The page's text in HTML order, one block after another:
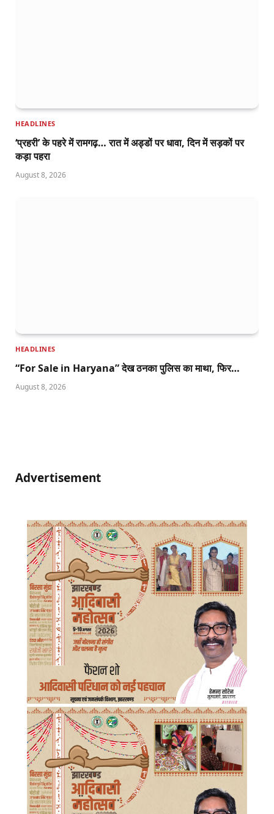
HEADLINES
‘प्रहरी’ के पहरे में रामगढ़… रात में अड्डों पर धावा, दिन में सड़कों पर
कड़ा पहरा
August 8, 2026
HEADLINES
“For Sale in Haryana” देख ठनका पुलिस का माथा, फिर…
August 8, 2026
Advertisement